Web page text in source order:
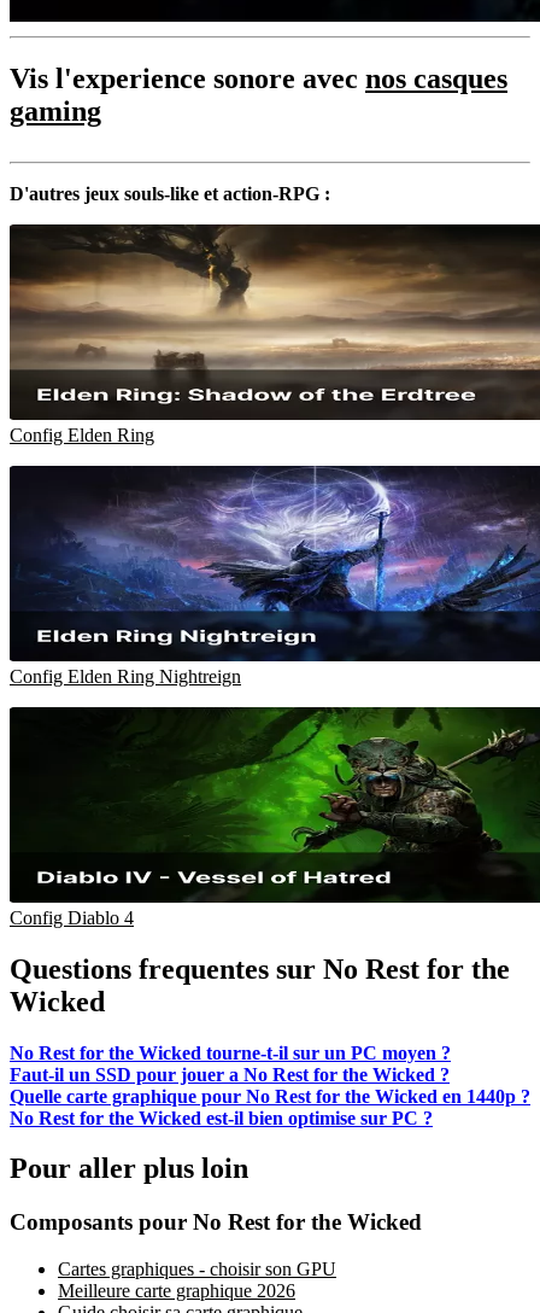
Vis l'experience sonore avec nos casques
gaming
D'autres jeux souls-like et action-RPG :
Config Elden Ring
Config Elden Ring Nightreign
Config Diablo 4
Questions frequentes sur No Rest for the
Wicked
No Rest for the Wicked tourne-t-il sur un PC moyen ?
Faut-il un SSD pour jouer a No Rest for the Wicked ?
Quelle carte graphique pour No Rest for the Wicked en 1440p ?
No Rest for the Wicked est-il bien optimise sur PC ?
Pour aller plus loin
Composants pour No Rest for the Wicked
Cartes graphiques - choisir son GPU
Meilleure carte graphique 2026